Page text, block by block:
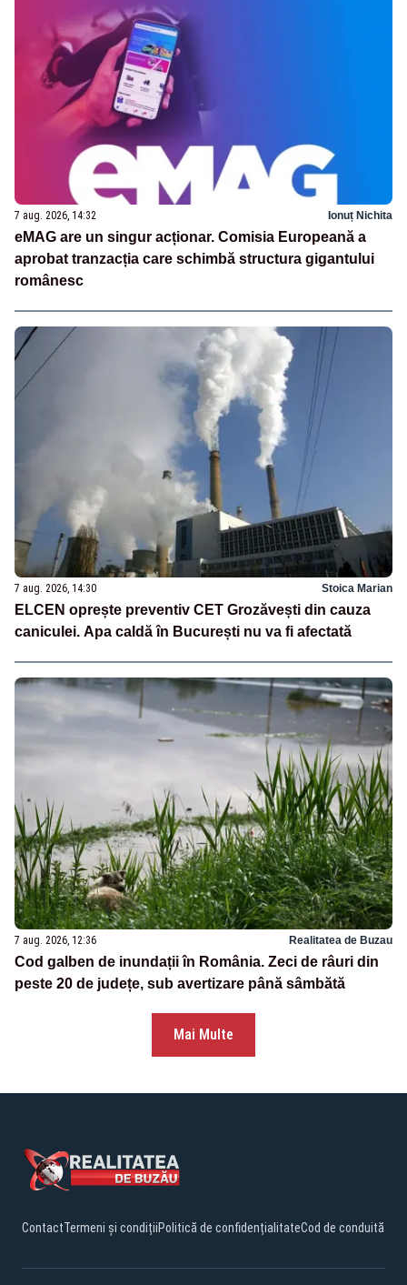
7 aug. 2026, 14:32 Ionuț Nichita
eMAG are un singur acționar. Comisia Europeană a
aprobat tranzacția care schimbă structura gigantului
românesc
7 aug. 2026, 14:30 Stoica Marian
ELCEN oprește preventiv CET Grozăvești din cauza
caniculei. Apa caldă în București nu va fi afectată
7 aug. 2026, 12:36 Realitatea de Buzau
Cod galben de inundații în România. Zeci de râuri din
peste 20 de județe, sub avertizare până sâmbătă
Mai Multe
ContactTermeni și condițiiPolitică de confidențialitateCod de conduită